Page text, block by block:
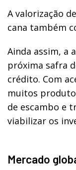
A valorização
cana também
Ainda assim, a
próxima safra
crédito. Com
muitos
de escambo e
viabilizar os
Mercado